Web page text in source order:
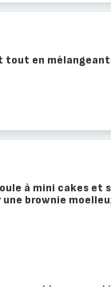
tout en
à mini cakes et
brownie